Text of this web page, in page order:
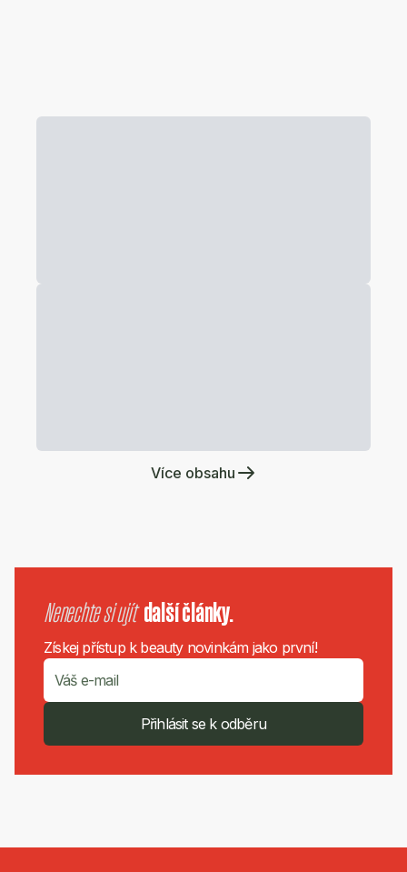
Více obsahu
Nenechte si ujít další články.
Získej přístup k beauty novinkám jako první!
Přihlásit se k odběru